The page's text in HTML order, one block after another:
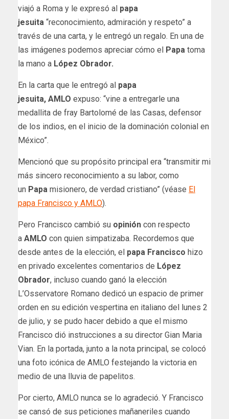
viajó a Roma y le expresó al papa
jesuita “reconocimiento, admiración y respeto” a
través de una carta, y le entregó un regalo. En una de
las imágenes podemos apreciar cómo el Papa toma
la mano a López Obrador.
En la carta que le entregó al papa
jesuita, AMLO expuso: “vine a entregarle una
medallita de fray Bartolomé de las Casas, defensor
de los indios, en el inicio de la dominación colonial en
México”.
Mencionó que su propósito principal era “transmitir mi
más sincero reconocimiento a su labor, como
un Papa misionero, de verdad cristiano” (véase El
papa Francisco y AMLO).
Pero Francisco cambió su opinión con respecto
a AMLO con quien simpatizaba. Recordemos que
desde antes de la elección, el papa Francisco hizo
en privado excelentes comentarios de López
Obrador, incluso cuando ganó la elección
L’Osservatore Romano dedicó un espacio de primer
orden en su edición vespertina en italiano del lunes 2
de julio, y se pudo hacer debido a que el mismo
Francisco dió instrucciones a su director Gian Maria
Vian. En la portada, junto a la nota principal, se colocó
una foto icónica de AMLO festejando la victoria en
medio de una lluvia de papelitos.
Por cierto, AMLO nunca se lo agradeció. Y Francisco
se cansó de sus peticiones mañaneriles cuando